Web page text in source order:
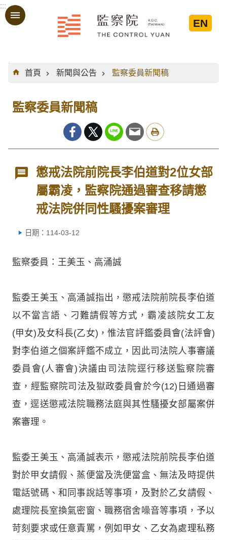
跳到主要內容區塊
:::
EN
:::
首頁
新聞與公告 監察委員新聞稿
監察委員新聞稿
懲戒法院前院長李伯道對2位女部
屬霸凌，監察院通過審查移請懲
戒法院併同性騷擾案審理
日期：114-03-12
監察委員：王美玉、高涌誠
監委王美玉、高涌誠指出，懲戒法院前院長李伯道
以不當言語、刁難請假等方式，霸凌該院女工友
(甲女)及女科長(乙女)，惟法官評鑑委員會(法評會)
對李伯道之個案評鑑不成立，因此司法院人事審議
委員會(人審會)決議由司法院逕行移送監察院審
查，經監察院司法及獄政委員會於今(12)日通過審
查，逕送懲戒法院職務法庭與其性騷擾女部屬案併
案審理。
監委王美玉、高涌誠表示，懲戒法院前院長李伯道
對於甲女請假、蒸便當及洗便當盒、無法及時提供
電話號碼、和同事說話等事項，及對於乙女請假、
處理院長室換氣密窗、職務宿舍噪音等事項，予以
苛刻要求或任意責罵，例如甲女、乙女為處理私務